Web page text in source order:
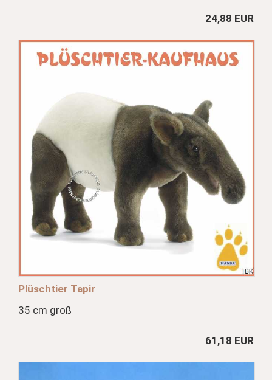
24,88 EUR
Plüschtier Tapir
35 cm groß
61,18 EUR